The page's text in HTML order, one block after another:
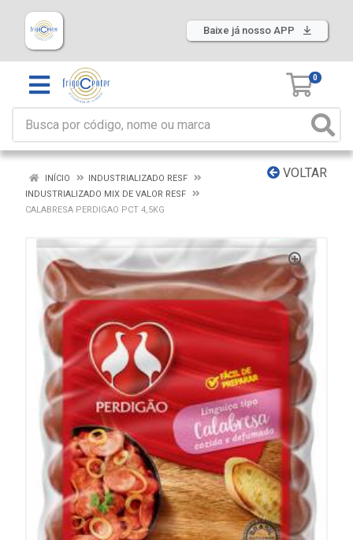
Baixe já nosso APP
0
VOLTAR
INÍCIO
INDUSTRIALIZADO RESF
INDUSTRIALIZADO MIX DE VALOR RESF
CALABRESA PERDIGAO PCT 4,5KG